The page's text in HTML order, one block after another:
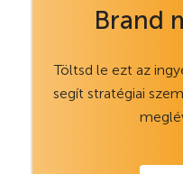
Brand
Töltsd le ezt az
segít stratégiai